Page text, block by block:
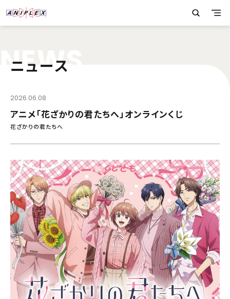
NEWS
ニュース
2026.06.08
アニメ「花ざかりの君たちへ」オンラインくじ
花ざかりの君たちへ